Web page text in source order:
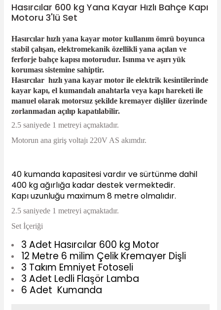
BFT MİTTO COOL 2 Kanallı Kumanda
714,94 TL
567,18 TL
Sepete Ekle
Sepete Ekle
Çelik Kremayer Dişli 1 Metre 6 mm
Hasırcılar 600 kg Yana Kayar Hızlı Bahçe Kapı
Motoru 3'lü Set
Hasırcılar hızlı yana kayar motor kullanım ömrü boyunca
stabil çalışan, elektromekanik özellikli yana açılan ve
ferforje bahçe kapısı motorudur. Isınma ve aşırı yük
koruması sistemine sahiptir.
Hasırcılar hızlı yana kayar motor ile elektrik kesintilerinde
kayar kapı, el kumandalı anahtarla veya kapı hareketi ile
manuel olarak motorsuz şekilde kremayer dişliler üzerinde
zorlanmadan açılıp kapatılabilir.
2.5 saniyede 1 metreyi açmaktadır.
Motorun ana giriş voltajı 220V AS akımdır.
40 kumanda kapasitesi vardır ve sürtünme dahil
400 kg ağırlığa kadar destek vermektedir.
Kapı uzunluğu maximum 8 metre olmalıdır.
2.5 saniyede 1 metreyi açmaktadır.
Set İçeriği
3 Adet Hasırcılar 600 kg Motor
12 Metre 6 milim Çelik Kremayer Dişli
3 Takım Emniyet Fotoseli
3 Adet Ledli Flaşör Lamba
6 Adet Kumanda